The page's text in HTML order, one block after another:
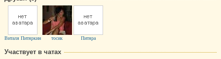
Виталя Питяркин тосик Питяра
Участвует в чатах